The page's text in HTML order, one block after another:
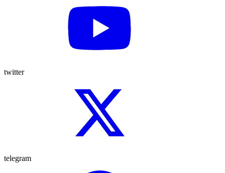
twitter
telegram